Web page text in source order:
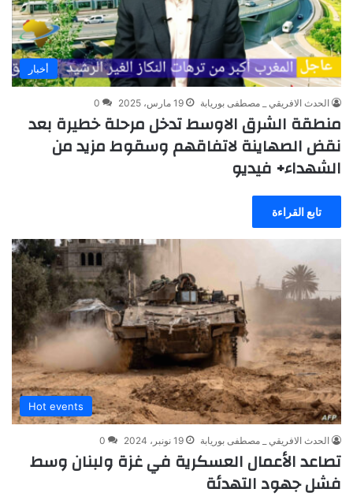
أخبار
الحدث الافريقي _ مصطفى بوريابة 19 مارس، 2025 0
منطقة الشرق الاوسط تدخل مرحلة خطيرة بعد
نقض الصهاينة لاتفاقهم وسقوط مزيد من
الشهداء+ فيديو
تابع القراءة
Hot events
الحدث الافريقي _ مصطفى بوريابة 19 نونبر، 2024 0
تصاعد الأعمال العسكرية في غزة ولبنان وسط
فشل جهود التهدئة